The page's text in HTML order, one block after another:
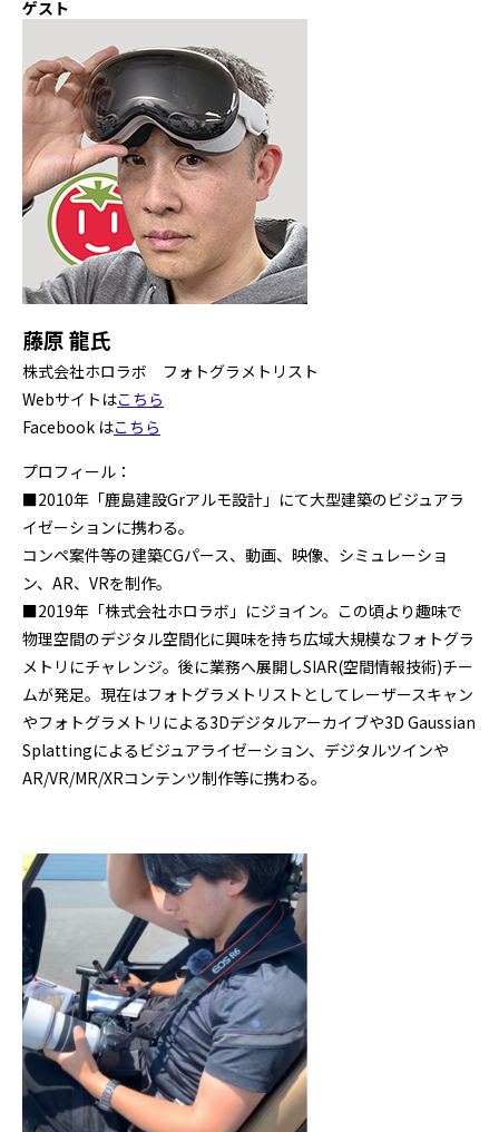
ゲスト
藤原 龍氏
株式会社ホロラボ フォトグラメトリスト
Webサイトはこちら
Facebook はこちら
プロフィール：
■2010年「鹿島建設Grアルモ設計」にて大型建築のビジュアラ
イゼーションに携わる。
コンペ案件等の建築CGパース、動画、映像、シミュレーショ
ン、AR、VRを制作。
■2019年「株式会社ホロラボ」にジョイン。この頃より趣味で
物理空間のデジタル空間化に興味を持ち広域大規模なフォトグラ
メトリにチャレンジ。後に業務へ展開しSIAR(空間情報技術)チー
ムが発足。現在はフォトグラメトリストとしてレーザースキャン
やフォトグラメトリによる3Dデジタルアーカイブや3D Gaussian
Splattingによるビジュアライゼーション、デジタルツインや
AR/VR/MR/XRコンテンツ制作等に携わる。